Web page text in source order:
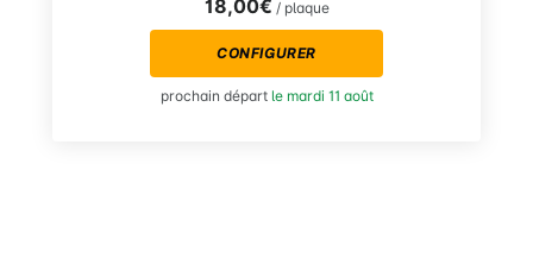
18,00€ / plaque
CONFIGURER
prochain départ le mardi 11 août